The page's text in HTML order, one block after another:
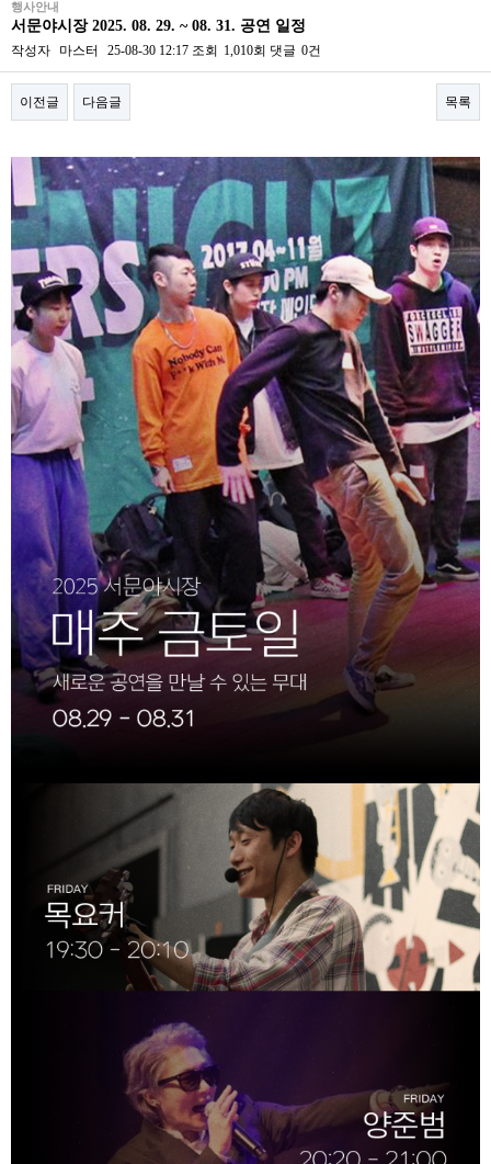
행사안내
서문야시장 2025. 08. 29. ~ 08. 31. 공연 일정
작성자 마스터 25-08-30 12:17 조회 1,010회 댓글 0건
이전글 다음글 목록
본문